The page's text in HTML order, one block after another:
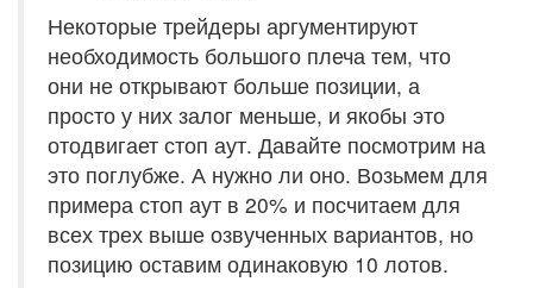
Некоторые трейдеры аргументируют
необходимость большого плеча тем, что
они не открывают больше позиции, а
просто у них залог меньше, и якобы это
отодвигает стоп аут. Давайте посмотрим на
это поглубже. А нужно ли оно. Возьмем для
примера стоп аут в 20% и посчитаем для
всех трех выше озвученных вариантов, но
позицию оставим одинаковую 10 лотов.